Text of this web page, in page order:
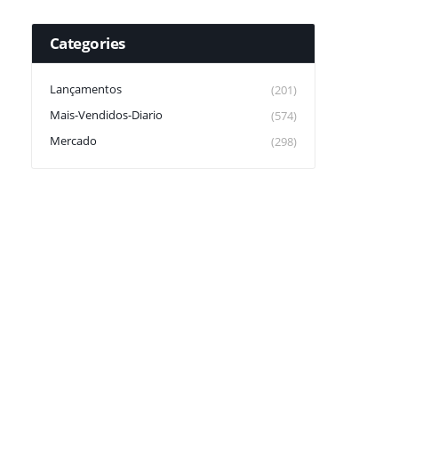
Categories
Lançamentos
(201)
Mais-Vendidos-Diario
(574)
Mercado
(298)